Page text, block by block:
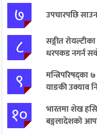
७ उपचारपछि
८
सङ्गीत
धरपकड नगर्न
९
मन्त्रिपरिषद्का
याङकी उक्याव
१०
भारतमा शेख
बङ्गलादेशको